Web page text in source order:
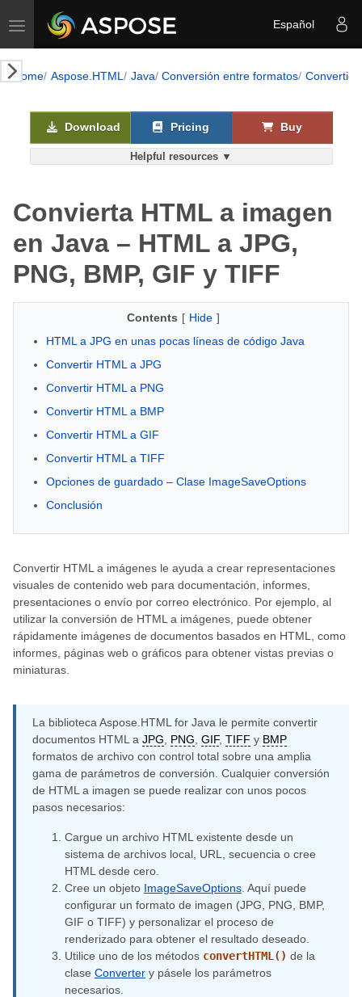
Toggle navigation Español
AIHome Aspose.HTML Java Conversión entre formatos
Helpful resources ▼
Download Pricing Buy
Convierta HTML a imagen
en Java – HTML a JPG,
PNG, BMP, GIF y TIFF
Contents [ Hide ]
HTML a JPG en unas pocas líneas de código Java
Convertir HTML a JPG
Convertir HTML a PNG
Convertir HTML a BMP
Convertir HTML a GIF
Convertir HTML a TIFF
Opciones de guardado – Clase ImageSaveOptions
Conclusión
Convertir HTML a imágenes le ayuda a crear representaciones
visuales de contenido web para documentación, informes,
presentaciones o envío por correo electrónico. Por ejemplo, al
utilizar la conversión de HTML a imágenes, puede obtener
rápidamente imágenes de documentos basados ​​en HTML, como
informes, páginas web o gráficos para obtener vistas previas o
miniaturas.
La biblioteca Aspose.HTML for Java le permite convertir
documentos HTML a JPG PNG GIF, TIFF y BMP
formatos de archivo con control total sobre una amplia
gama de parámetros de conversión. Cualquier conversión
de HTML a imagen se puede realizar con unos pocos
pasos necesarios:
Cargue un archivo HTML existente desde un
sistema de archivos local, URL, secuencia o cree
HTML desde cero.
Cree un objeto ImageSaveOptions . Aquí puede
configurar un formato de imagen (JPG, PNG, BMP,
GIF o TIFF) y personalizar el proceso de
renderizado para obtener el resultado deseado.
Utilice uno de los métodos convertHTML() de la
clase Converter y pásele los parámetros
necesarios.